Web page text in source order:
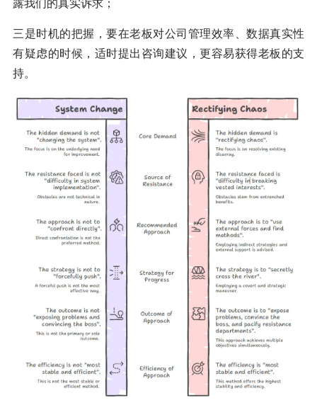
露我们的真实诉求；
三是时机的把握，要在老板对公司管理效率、数据真实性
有疑虑的时候，适时提出咨询建议，更容易获得老板的支
持。